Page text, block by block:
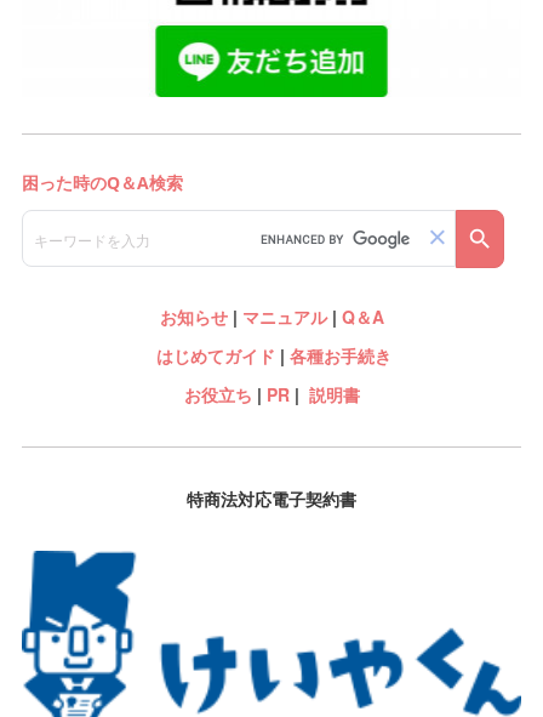
お知らせ| マニュアル| Q＆A
はじめてガイド | 各種お手続き
お役立ち | PR| 説明書
特商法対応電子契約書